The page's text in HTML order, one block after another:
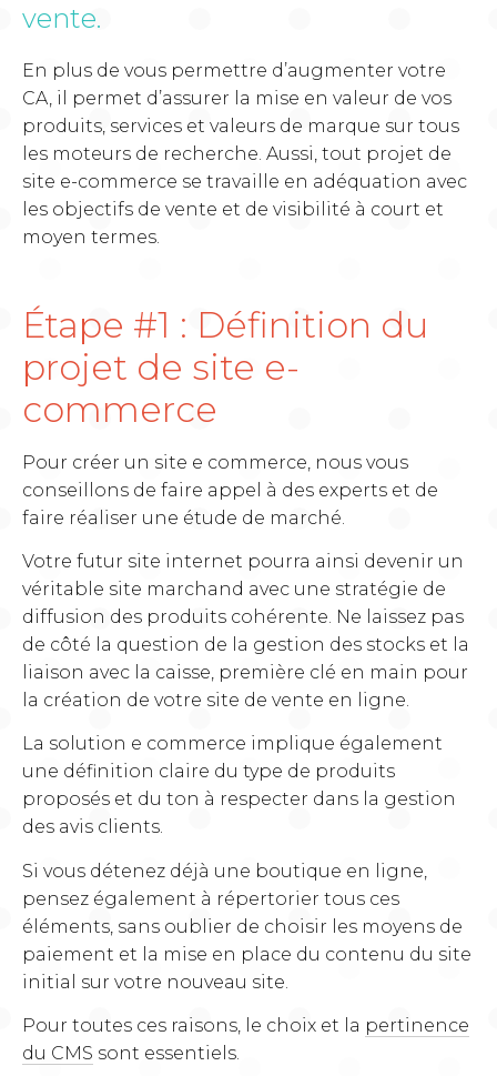
vente.
En plus de vous permettre d’augmenter votre
CA, il permet d’assurer la mise en valeur de vos
produits, services et valeurs de marque sur tous
les moteurs de recherche. Aussi, tout projet de
site e-commerce se travaille en adéquation avec
les objectifs de vente et de visibilité à court et
moyen termes.
Étape #1 : Définition du
projet de site e-
commerce
Pour créer un site e commerce, nous vous
conseillons de faire appel à des experts et de
faire réaliser une étude de marché.
Votre futur site internet pourra ainsi devenir un
véritable site marchand avec une stratégie de
diffusion des produits cohérente. Ne laissez pas
de côté la question de la gestion des stocks et la
liaison avec la caisse, première clé en main pour
la création de votre site de vente en ligne.
La solution e commerce implique également
une définition claire du type de produits
proposés et du ton à respecter dans la gestion
des avis clients.
Si vous détenez déjà une boutique en ligne,
pensez également à répertorier tous ces
éléments, sans oublier de choisir les moyens de
paiement et la mise en place du contenu du site
initial sur votre nouveau site.
Pour toutes ces raisons, le choix et la pertinence
du CMS sont essentiels.